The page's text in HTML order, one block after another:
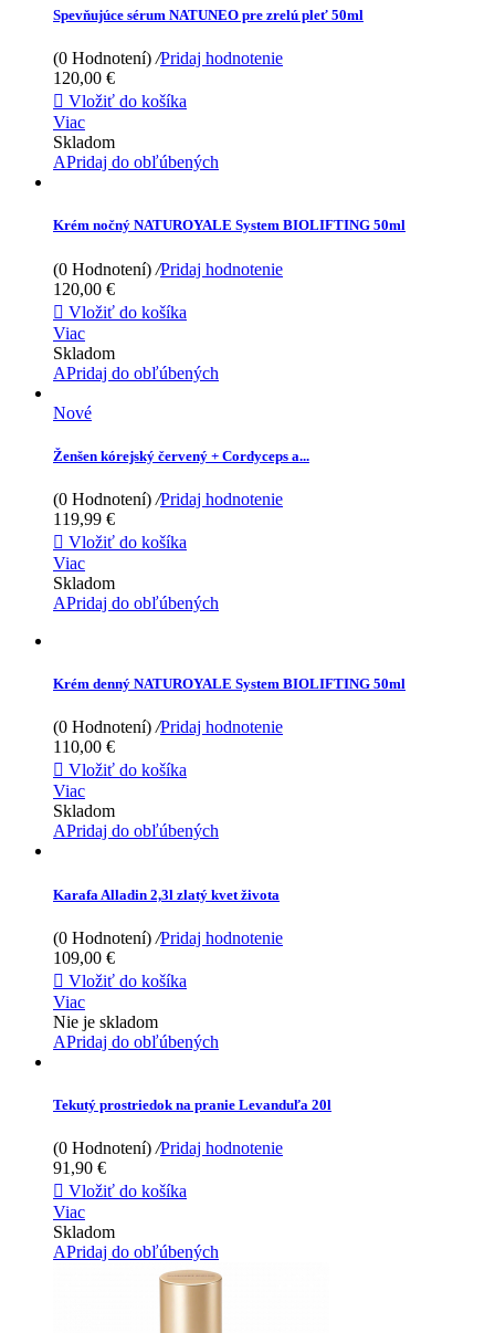
Spevňujúce sérum NATUNEO pre zrelú pleť 50ml
(0 Hodnotení) /Pridaj hodnotenie
120,00 €
 Vložiť do košíka
Viac
Skladom
APridaj do obľúbených
Krém nočný NATUROYALE System BIOLIFTING 50ml
(0 Hodnotení) /Pridaj hodnotenie
120,00 €
 Vložiť do košíka
Viac
Skladom
APridaj do obľúbených
Nové
Ženšen kórejský červený + Cordyceps a...
(0 Hodnotení) /Pridaj hodnotenie
119,99 €
 Vložiť do košíka
Viac
Skladom
APridaj do obľúbených
Krém denný NATUROYALE System BIOLIFTING 50ml
(0 Hodnotení) /Pridaj hodnotenie
110,00 €
 Vložiť do košíka
Viac
Skladom
APridaj do obľúbených
Karafa Alladin 2,3l zlatý kvet života
(0 Hodnotení) /Pridaj hodnotenie
109,00 €
 Vložiť do košíka
Viac
Nie je skladom
APridaj do obľúbených
Tekutý prostriedok na pranie Levanduľa 20l
(0 Hodnotení) /Pridaj hodnotenie
91,90 €
 Vložiť do košíka
Viac
Skladom
APridaj do obľúbených